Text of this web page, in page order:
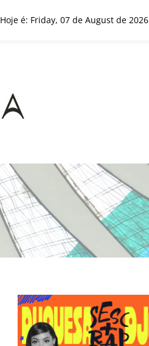
Hoje é: Friday, 07 de August de 2026